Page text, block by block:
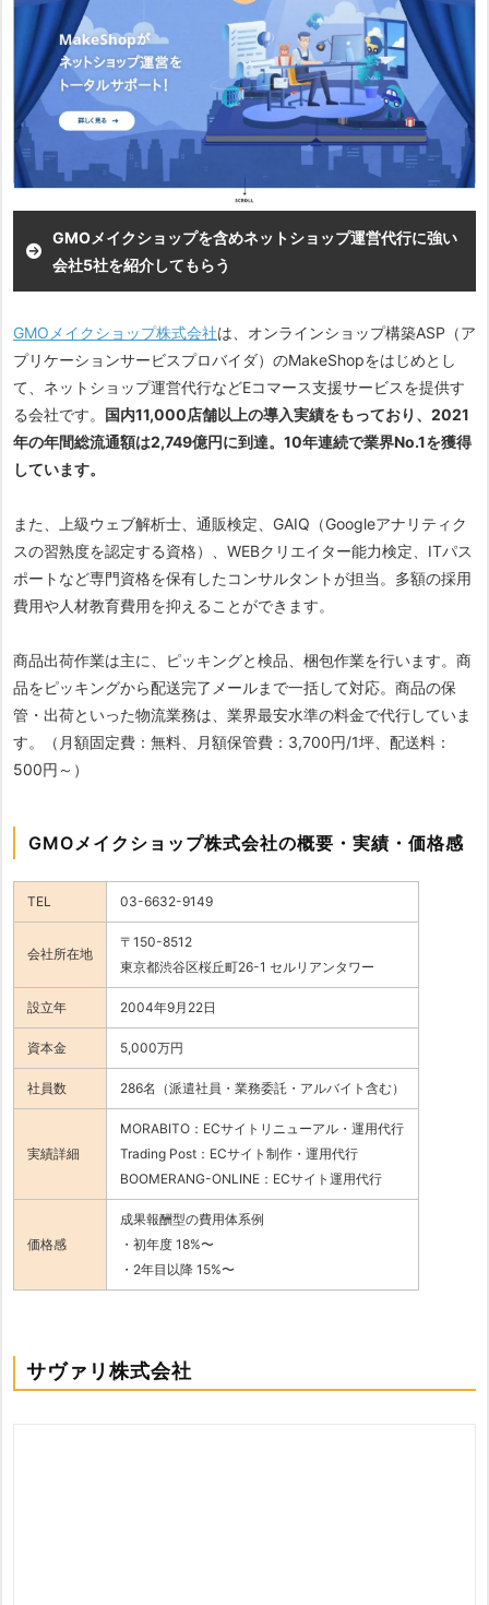
・国内11,000店舗以上の導入実績あり、年間総流通額が10年
連続で業界No.1獲得
・上級ウェブ解析士、通販検定など専門資格を保有したコン
サルタントが担当
・物流業務を業界最安水準の料金で代行
GMOメイクショップを含めネットショップ運営代行に強い
会社5社を紹介してもらう
GMOメイクショップ株式会社は、オンラインショップ構築ASP（ア
プリケーションサービスプロバイダ）のMakeShopをはじめとし
て、ネットショップ運営代行などEコマース支援サービスを提供す
る会社です。 国内11,000店舗以上の導入実績をもっており、2021
年の年間総流通額は2,749億円に到達。10年連続で業界No.1を獲得
しています。
また、上級ウェブ解析士、通販検定、GAIQ（Googleアナリティク
スの習熟度を認定する資格）、WEBクリエイター能力検定、ITパス
ポートなど専門資格を保有したコンサルタントが担当。多額の採用
費用や人材教育費用を抑えることができます。
商品出荷作業は主に、ピッキングと検品、梱包作業を行います。商
品をピッキングから配送完了メールまで一括して対応。商品の保
管・出荷といった物流業務は、業界最安水準の料金で代行していま
す。（月額固定費：無料、月額保管費：3,700円/1坪、配送料：
500円～）
GMOメイクショップ株式会社の概要・実績・価格感
TEL 03-6632-9149
会社所在地
〒150-8512
東京都渋谷区桜丘町26-1 セルリアンタワー
設立年 2004年9月22日
資本金 5,000万円
社員数 286名（派遣社員・業務委託・アルバイト含む）
実績詳細
MORABITO：ECサイトリニューアル・運用代行
Trading Post：ECサイト制作・運用代行
BOOMERANG-ONLINE：ECサイト運用代行
価格感
成果報酬型の費用体系例
・初年度 18%〜
・2年目以降 15%〜
サヴァリ株式会社